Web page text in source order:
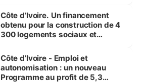
Côte d’Ivoire. Un financement
obtenu pour la construction de 4
300 logements sociaux et
et Yamoussoukro
Côte d’Ivoire - Emploi et
autonomisation : un nouveau
Programme au profit de 5,3